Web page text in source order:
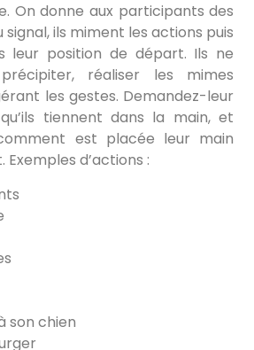
On donne aux participants des
ils miment les actions puis
leur position de départ. Ils ne
réaliser les mimes
les gestes. Demandez-leur
tiennent dans la main, et
est placée leur main
d’actions :
son chien